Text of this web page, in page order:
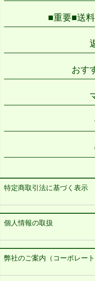
■重要■送
おす
特定商取引法に基づく表示
個人情報の取扱
弊社のご案内（コーポレート